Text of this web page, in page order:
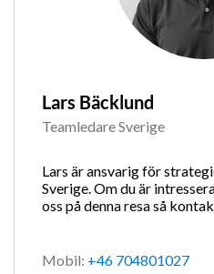
Lars Bäcklund
Teamledare Sverige
Lars är ansvarig för
Sverige. Om du är
oss på denna resa så
Mobil: +46 704801027